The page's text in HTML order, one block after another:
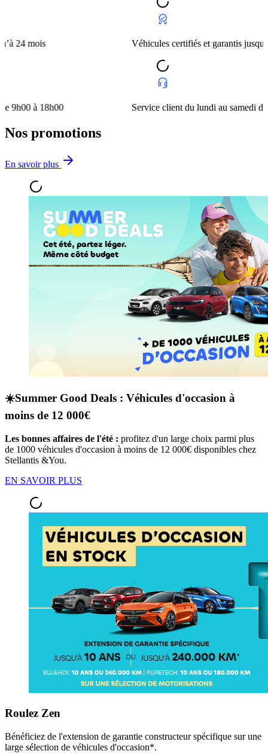
Véhicules certifiés et garantis jusqu’à 24 mois
Service client du lundi au samedi de 9h00 à
Nos promotions
En savoir plus
☀️Summer Good Deals : Véhicules d'occasion à
moins de 12 000€
Les bonnes affaires de l'été : profitez d'un large choix parmi plus
de 1000 véhicules d'occasion à moins de 12 000€ disponibles chez
Stellantis &You.
EN SAVOIR PLUS
Roulez Zen
Bénéficiez de l'extension de garantie constructeur spécifique sur une
large sélection de véhicules d'occasion*.